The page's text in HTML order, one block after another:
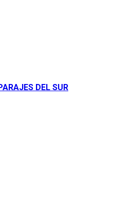
DEL SUR